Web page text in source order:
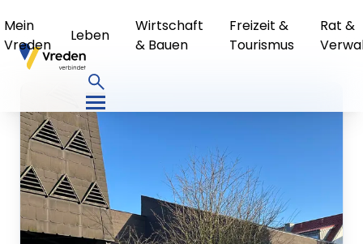
Mein
Vreden
Leben
Wirtschaft
& Bauen
Freizeit &
Tourismus
Rat &